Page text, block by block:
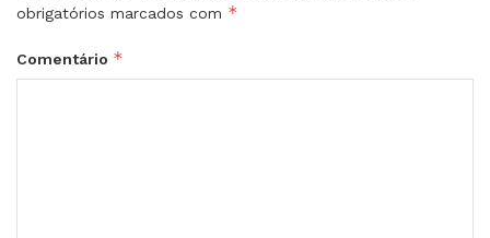
obrigatórios marcados com *
Comentário *